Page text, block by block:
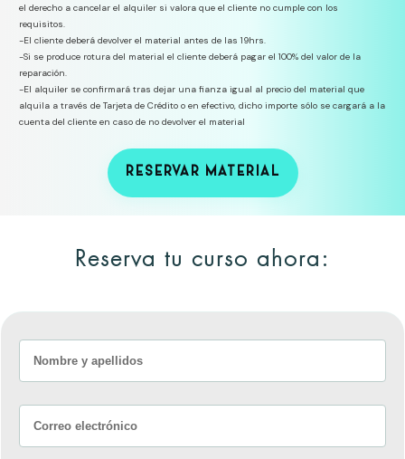
el derecho a cancelar el alquiler si valora que el cliente no cumple con los
requisitos.
-El cliente deberá devolver el material antes de las 19hrs.
-Si se produce rotura del material el cliente deberá pagar el 100% del valor de la
reparación.
-El alquiler se confirmará tras dejar una fianza igual al precio del material que
alquila a través de Tarjeta de Crédito o en efectivo, dicho importe sólo se cargará a la
cuenta del cliente en caso de no devolver el material
RESERVAR MATERIAL
Reserva tu curso ahora: